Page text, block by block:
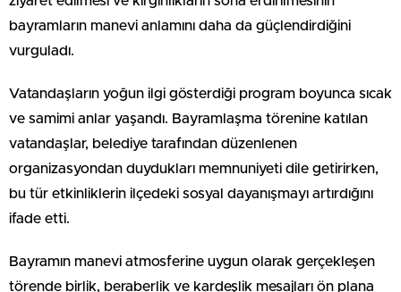
bayramların manevi anlamını daha da güçlendirdiğini
vurguladı.
Vatandaşların yoğun ilgi gösterdiği program boyunca sıcak
ve samimi anlar yaşandı. Bayramlaşma törenine katılan
vatandaşlar, belediye tarafından düzenlenen
organizasyondan duydukları memnuniyeti dile getirirken,
bu tür etkinliklerin ilçedeki sosyal dayanışmayı artırdığını
ifade etti.
Bayramın manevi atmosferine uygun olarak gerçekleşen
törende birlik, beraberlik ve kardeşlik mesajları ön plana